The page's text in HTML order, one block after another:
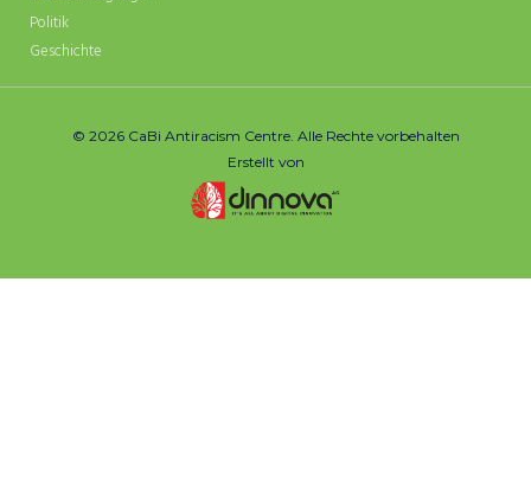
Politik
Geschichte
© 2026 CaBi Antiracism Centre. Alle Rechte vorbehalten
Erstellt von